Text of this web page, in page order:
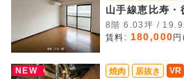
山手線恵比寿・
8階 6.03坪 /
賃料: 180,000
NEW 焼肉 居抜き VR